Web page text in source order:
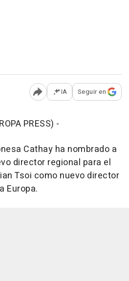
Abrir opciones para
IA Seguir en
PRESS) -
Cathay ha nombrado a
director regional para el
Tsoi como nuevo director
Europa.